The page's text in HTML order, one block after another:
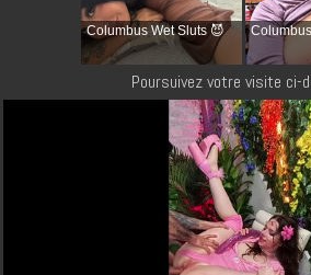
Columbus Wet Sluts 😈
Poursuivez votre visite ci-